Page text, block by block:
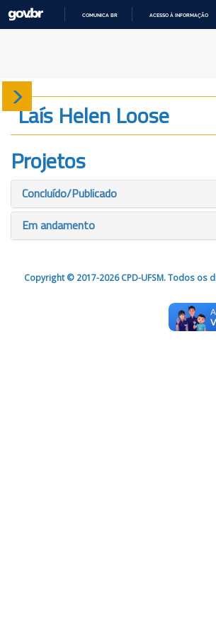
COMUNICA BR ACESSO À INFORMAÇÃO
Sobre
Produção
Projetos
Gráficos
Laís Helen Loose
Projetos
Concluído/Publicado
Em andamento
Copyright © 2017-2026 CPD-UFSM. Todos os